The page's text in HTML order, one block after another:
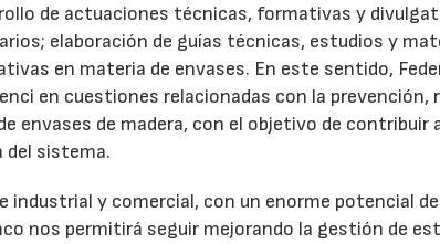
de actuaciones técnicas, formativas y
elaboración de guías técnicas, estudios y
en materia de envases. En este sentido,
en cuestiones relacionadas con la prevención,
envases de madera, con el objetivo de contribuir
del sistema.
industrial y comercial, con un enorme potencial
nos permitirá seguir mejorando la gestión de